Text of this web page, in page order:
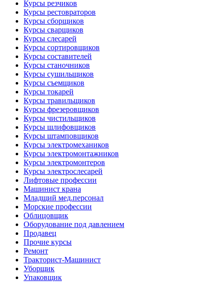
Курсы резчиков
Курсы рестовраторов
Курсы сборщиков
Курсы сварщиков
Курсы слесарей
Курсы сортировщиков
Курсы составителей
Курсы станочников
Курсы сушильщиков
Курсы съемщиков
Курсы токарей
Курсы травильщиков
Курсы фрезеровщиков
Курсы чистильщиков
Курсы шлифовщиков
Курсы штамповщиков
Курсы электромехаников
Курсы электромонтажников
Курсы электромонтеров
Курсы электрослесарей
Лифтовые профессии
Машинист крана
Младщий мед.персонал
Морские профессии
Облицовщик
Оборудование под давлением
Продавец
Прочие курсы
Ремонт
Тракторист-Машинист
Уборщик
Упаковщик